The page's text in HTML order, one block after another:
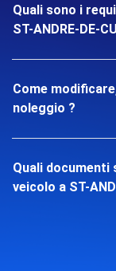
Quali sono i
ST-ANDRE-DE-
Come
noleggio ?
Quali documenti
veicolo a ST-